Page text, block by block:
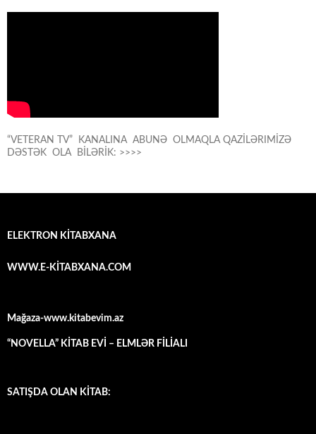
“VETERAN TV” KANALINA ABUNƏ OLMAQLA QAZİLƏRIMİZƏ
DƏSTƏK OLA BİLƏRİK: >>>>
ELEKTRON KİTABXANA
WWW.E-KİTABXANA.COM
Mağaza-www.kitabevim.az
“NOVELLA” KİTAB EVİ – ELMLƏR FİLİALI
SATIŞDA OLAN KİTAB: